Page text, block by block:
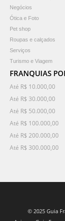
Negócios
Ótica e Foto
Pet shop
Roupas e calçados
Serviços
Turismo e Viagem
FRANQUIAS
Até R$ 10.000,00
Até R$ 30.000,00
Até R$ 50.000,00
Até R$ 100.000,00
Até R$ 200.000,00
Até R$ 300.000,00
© 2025 Guia